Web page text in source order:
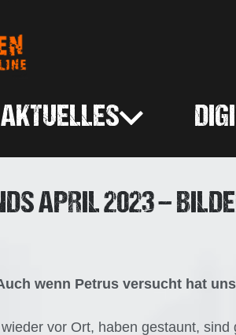
AKTUELLES
APRIL 2023 –
wenn Petrus versucht hat
vor Ort, haben gestaunt,